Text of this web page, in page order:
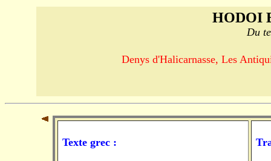
HODOI
Du
Denys d'Halicarnasse, Les
Texte grec :